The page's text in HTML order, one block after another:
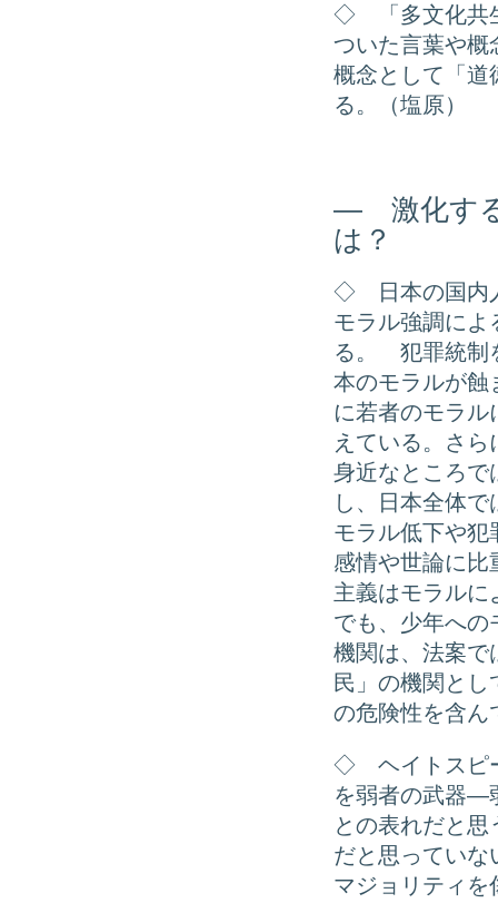
◇ 「多文化共
ついた言葉や概
概念として「道
る。（塩原）
― 激化する
は？
◇ 日本の国内
モラル強調によ
る。 犯罪統制
本のモラルが蝕
に若者のモラ
えている。さ
身近なところで
し、日本全体
モラル低下や
感情や世論に比
主義はモラルに
でも、少年へ
機関は、法案で
民」の機関と
の危険性を含ん
◇ ヘイトスピ
を弱者の武器―
との表れだと
だと思っていな
マジョリティを